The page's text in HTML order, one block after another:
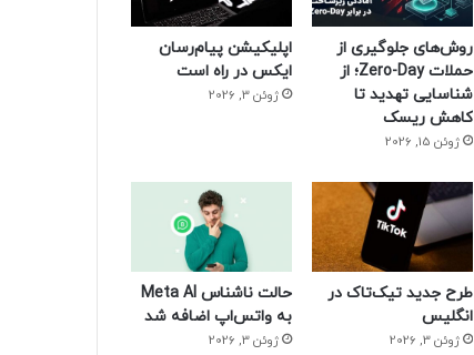
روش‌های جلوگیری از
حملات Zero-Day؛ از
شناسایی تهدید تا
کاهش ریسک
ژوئن 15, 2026
اپلیکیشن پیام‌رسان
ایکس در راه است
ژوئن 3, 2026
طرح جدید تیک‌تاک در
انگلیس
ژوئن 3, 2026
حالت ناشناس Meta AI
به واتس‌اپ اضافه شد
ژوئن 3, 2026